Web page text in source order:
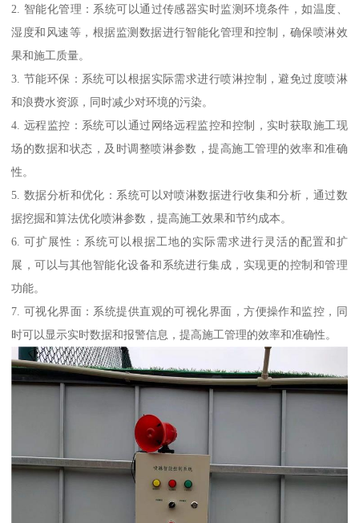
2. 智能化管理：系统可以通过传感器实时监测环境条件，如温度、
湿度和风速等，根据监测数据进行智能化管理和控制，确保喷淋效
果和施工质量。
3. 节能环保：系统可以根据实际需求进行喷淋控制，避免过度喷淋
和浪费水资源，同时减少对环境的污染。
4. 远程监控：系统可以通过网络远程监控和控制，实时获取施工现
场的数据和状态，及时调整喷淋参数，提高施工管理的效率和准确
性。
5. 数据分析和优化：系统可以对喷淋数据进行收集和分析，通过数
据挖掘和算法优化喷淋参数，提高施工效果和节约成本。
6. 可扩展性：系统可以根据工地的实际需求进行灵活的配置和扩
展，可以与其他智能化设备和系统进行集成，实现更的控制和管理
功能。
7. 可视化界面：系统提供直观的可视化界面，方便操作和监控，同
时可以显示实时数据和报警信息，提高施工管理的效率和准确性。